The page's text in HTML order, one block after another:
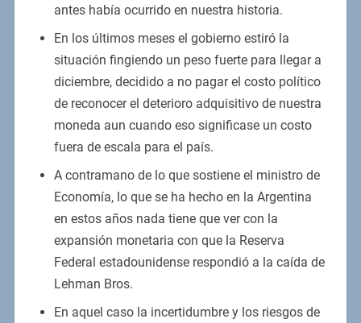
antes había ocurrido en nuestra historia.
En los últimos meses el gobierno estiró la
situación fingiendo un peso fuerte para llegar a
diciembre, decidido a no pagar el costo político
de reconocer el deterioro adquisitivo de nuestra
moneda aun cuando eso significase un costo
fuera de escala para el país.
A contramano de lo que sostiene el ministro de
Economía, lo que se ha hecho en la Argentina
en estos años nada tiene que ver con la
expansión monetaria con que la Reserva
Federal estadounidense respondió a la caída de
Lehman Bros.
En aquel caso la incertidumbre y los riesgos de